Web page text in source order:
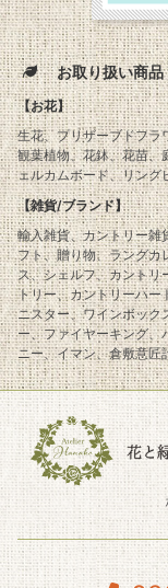
お取り扱い商品
【お花】
生花、プリザーブドフラ
観葉植物、花鉢、花苗、
ェルカムボード、リング
【雑貨/ブランド】
輸入雑貨、カントリー雑
フト、贈り物、ラングカ
ス、シェルフ、カントリ
トリー、カントリーハー
ニスター、ワインボック
ー、ファイヤーキング、
ニー、イマン、倉敷意